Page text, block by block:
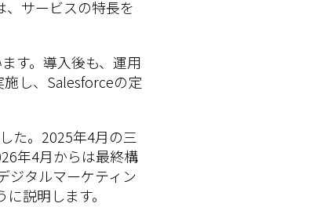
、サービスの特長を
す。導入後も、運用
し、Salesforceの定
た。2025年4月の三
年4月からは最終構
ジタルマーケティン
説明します。